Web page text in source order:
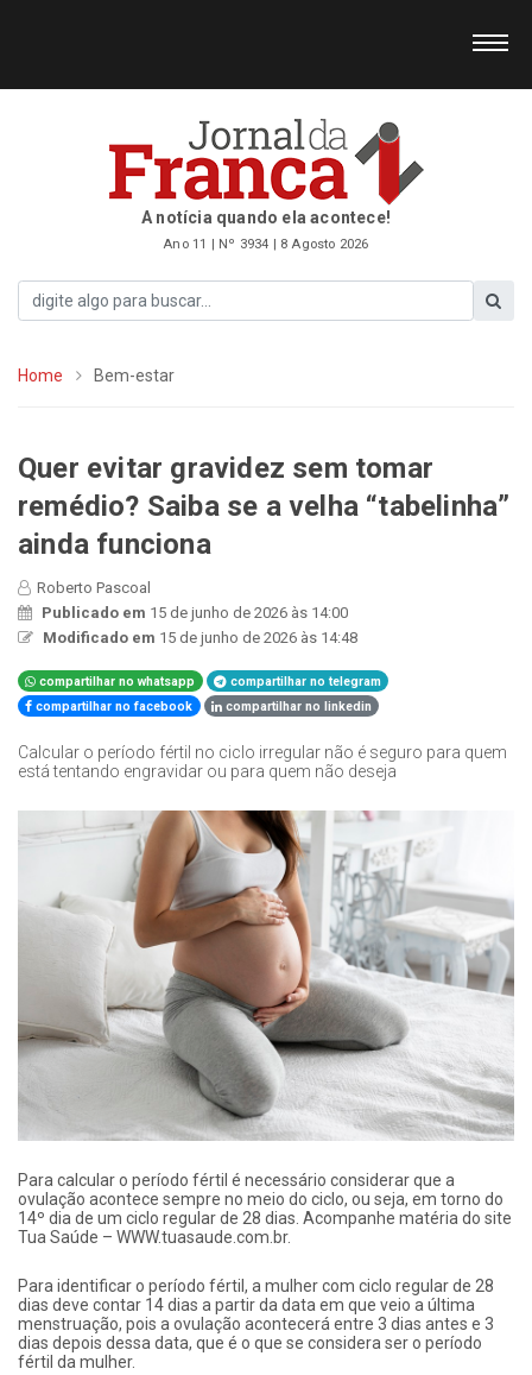
A notícia quando ela acontece!
Ano 11 | Nº 3934 | 8 Agosto 2026
Home Bem-estar
Quer evitar gravidez sem tomar
remédio? Saiba se a velha “tabelinha”
ainda funciona
Roberto Pascoal
Publicado em 15 de junho de 2026 às 14:00
Modificado em 15 de junho de 2026 às 14:48
compartilhar no whatsapp
compartilhar no telegram
compartilhar no facebook
compartilhar no linkedin
Calcular o período fértil no ciclo irregular não é seguro para quem
está tentando engravidar ou para quem não deseja
Para calcular o período fértil é necessário considerar que a
ovulação acontece sempre no meio do ciclo, ou seja, em torno do
14º dia de um ciclo regular de 28 dias. Acompanhe matéria do site
Tua Saúde – WWW.tuasaude.com.br.
Para identificar o período fértil, a mulher com ciclo regular de 28
dias deve contar 14 dias a partir da data em que veio a última
menstruação, pois a ovulação acontecerá entre 3 dias antes e 3
dias depois dessa data, que é o que se considera ser o período
fértil da mulher.